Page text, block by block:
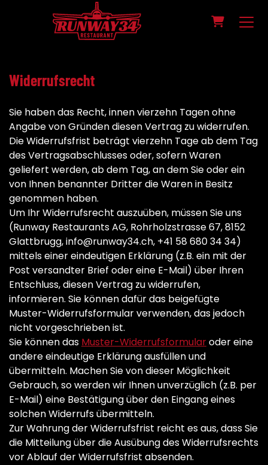
Widerrufsrecht
Sie haben das Recht, innen vierzehn Tagen ohne
Angabe von Gründen diesen Vertrag zu widerrufen.
Die Widerrufsfrist beträgt vierzehn Tage ab dem Tag
des Vertragsabschlusses oder, sofern Waren
geliefert werden, ab dem Tag, an dem Sie oder ein
von Ihnen benannter Dritter die Waren in Besitz
genommen haben.
Um Ihr Widerrufsrecht auszuüben, müssen Sie uns
(Runway Restaurants AG, Rohrholzstrasse 67, 8152
Glattbrugg, info@runway34.ch, +41 58 680 34 34)
mittels einer eindeutigen Erklärung (z.B. ein mit der
Post versandter Brief oder eine E-Mail) über Ihren
Entschluss, diesen Vertrag zu widerrufen,
informieren. Sie können dafür das beigefügte
Muster-Widerrufsformular verwenden, das jedoch
nicht vorgeschrieben ist.
Sie können das Muster-Widerrufsformularoder eine
andere eindeutige Erklärung ausfüllen und
übermitteln. Machen Sie von dieser Möglichkeit
Gebrauch, so werden wir Ihnen unverzüglich (z.B. per
E-Mail) eine Bestätigung über den Eingang eines
solchen Widerrufs übermitteln.
Zur Wahrung der Widerrufsfrist reicht es aus, dass Sie
die Mitteilung über die Ausübung des Widerrufsrechts
vor Ablauf der Widerrufsfrist absenden.